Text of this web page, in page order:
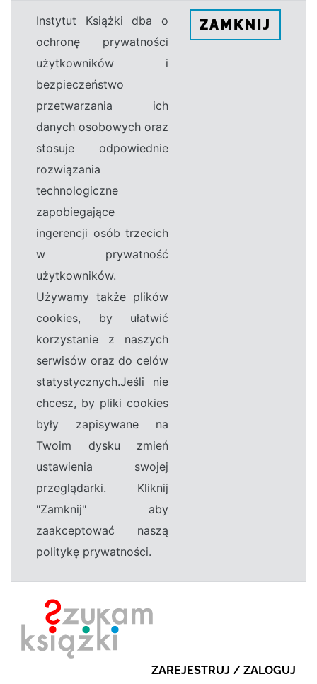
Instytut Książki dba o
ochronę prywatności
użytkowników i
bezpieczeństwo
przetwarzania ich
danych osobowych oraz
stosuje odpowiednie
rozwiązania
technologiczne
zapobiegające
ingerencji osób trzecich
w prywatność
użytkowników.
Używamy także plików
cookies, by ułatwić
korzystanie z naszych
serwisów oraz do celów
statystycznych.Jeśli nie
chcesz, by pliki cookies
były zapisywane na
Twoim dysku zmień
ustawienia swojej
przeglądarki. Kliknij
"Zamknij" aby
zaakceptować naszą
politykę prywatności.
ZAMKNIJ
ZAREJESTRUJ / ZALOGUJ